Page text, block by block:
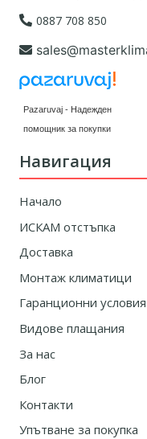
0887 708 850
Pazaruvaj - Надежден
помощник за покупки
Навигация
Начало
ИСКАМ отстъпка
Доставка
Монтаж климатици
Гаранционни условия
Видове плащания
За нас
Блог
Контакти
Упътване за покупка